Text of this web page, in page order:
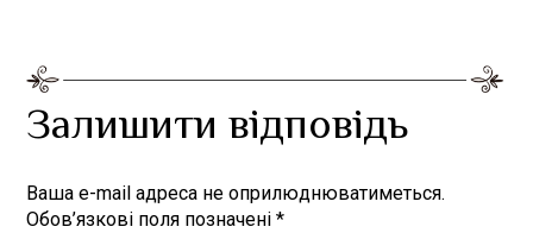
Залишити відповідь
Ваша e-mail адреса не оприлюднюватиметься.
Обов’язкові поля позначені*